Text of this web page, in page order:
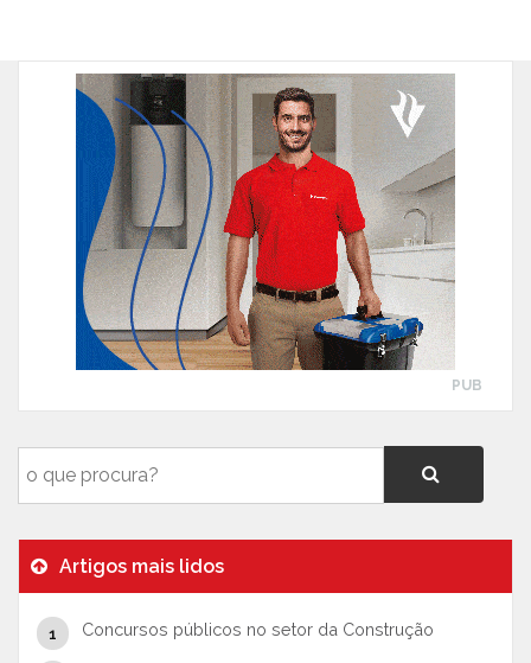
PUB
Artigos mais lidos
Concursos públicos no setor da Construção